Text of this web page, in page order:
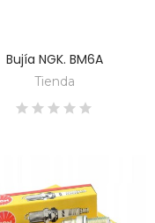
DESCUBRE
Bujía NGK. BM6A
Tienda